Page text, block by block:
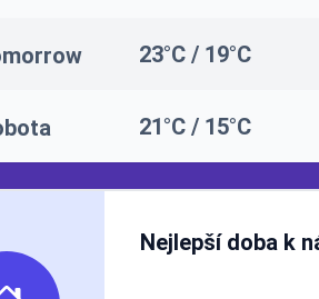
23°C / 19°C
21°C / 15°C
Nejlepší doba k